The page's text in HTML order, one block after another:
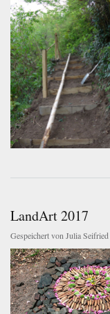
P1000516_640.jpg
P1000520_640.jpg
LandArt 2017
Gespeichert von Julia Seifried
landart02.jpg